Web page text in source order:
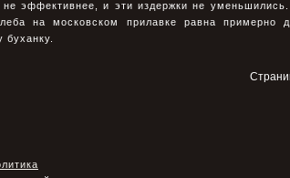
эффективнее, и эти издержки не
на московском прилавке равна примерно